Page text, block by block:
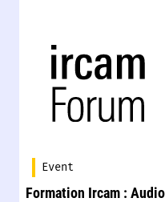
Event
Formation Ircam :